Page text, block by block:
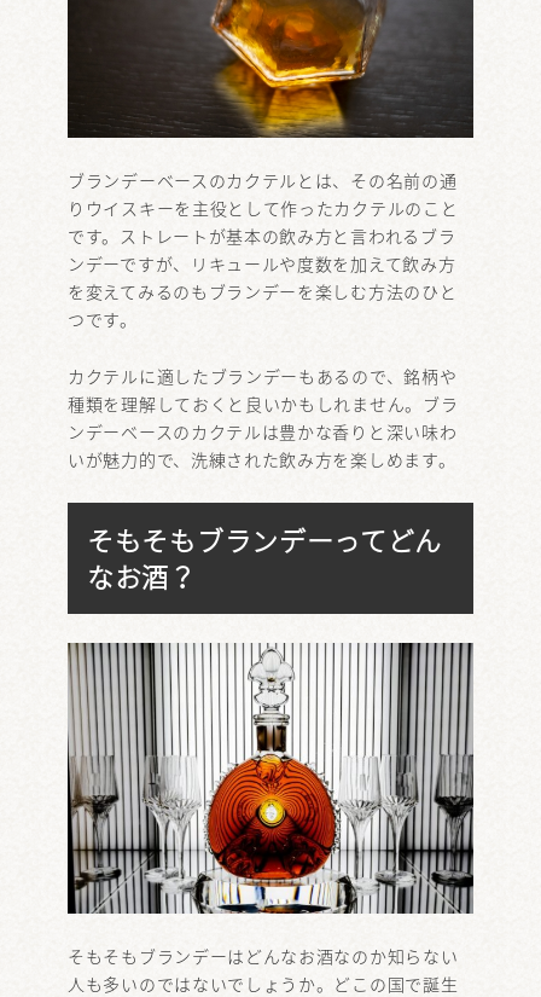
ブランデーベースのカクテルとは、その名前の通
りウイスキーを主役として作ったカクテルのこと
です。ストレートが基本の飲み方と言われるブラ
ンデーですが、リキュールや度数を加えて飲み方
を変えてみるのもブランデーを楽しむ方法のひと
つです。
カクテルに適したブランデーもあるので、銘柄や
種類を理解しておくと良いかもしれません。ブラ
ンデーベースのカクテルは豊かな香りと深い味わ
いが魅力的で、洗練された飲み方を楽しめます。
そもそもブランデーってどん
なお酒？
そもそもブランデーはどんなお酒なのか知らない
人も多いのではないでしょうか。どこの国で誕生